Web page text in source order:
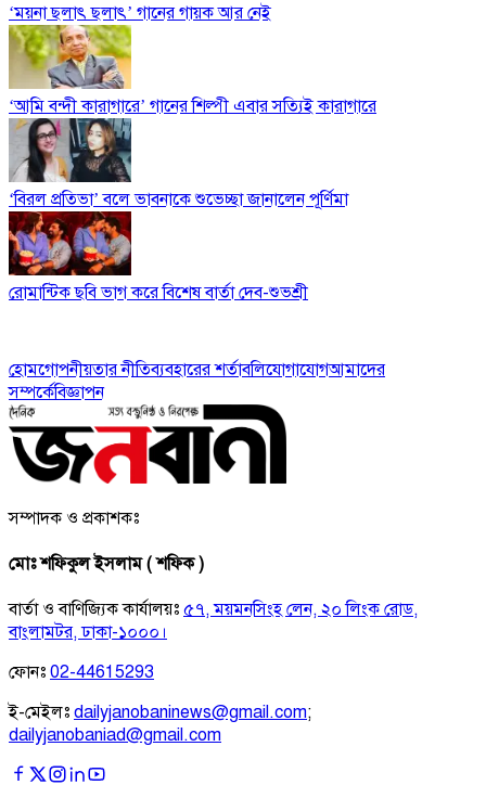
‘ময়না ছলাৎ ছলাৎ’ গানের গায়ক আর নেই
‘আমি বন্দী কারাগারে’ গানের শিল্পী এবার সত্যিই কারাগারে
‘বিরল প্রতিভা’ বলে ভাবনাকে শুভেচ্ছা জানালেন পূর্ণিমা
রোমান্টিক ছবি ভাগ করে বিশেষ বার্তা দেব-শুভশ্রী
হোমগোপনীয়তার নীতিব্যবহারের শর্তাবলিযোগাযোগআমাদের
সম্পর্কেবিজ্ঞাপন
সম্পাদক ও প্রকাশকঃ
মোঃ শফিকুল ইসলাম ( শফিক )
বার্তা ও বাণিজ্যিক কার্যালয়ঃ ৫৭, ময়মনসিংহ লেন, ২০ লিংক রোড,
বাংলামটর, ঢাকা-১০০০।
ফোনঃ 02-44615293
ই-মেইলঃ dailyjanobaninews@gmail.com;
dailyjanobaniad@gmail.com